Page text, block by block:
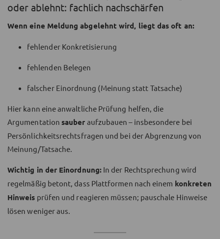
oder ablehnt: fachlich nachschärfen
Wenn eine Meldung abgelehnt wird, liegt das oft an:
fehlender Konkretisierung
fehlenden Belegen
falscher Einordnung (Meinung statt Tatsache)
Hier kann eine anwaltliche Prüfung helfen, die
Argumentationsauber aufzubauen – insbesondere bei
Persönlichkeitsrechtsfragen und bei der Abgrenzung von
Meinung/Tatsache.
Wichtig in der Einordnung: In der Rechtsprechung wird
regelmäßig betont, dass Plattformen nach einem konkreten
Hinweis prüfen und reagieren müssen; pauschale Hinweise
lösen weniger aus.